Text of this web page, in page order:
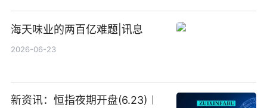
海天味业的两百亿难题|讯息
2026-06-23
新资讯：恒指夜期开盘(6.23)︱